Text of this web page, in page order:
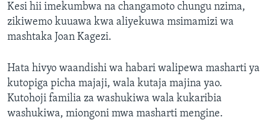
Kesi hii imekumbwa na changamoto chungu nzima,
zikiwemo kuuawa kwa aliyekuwa msimamizi wa
mashtaka Joan Kagezi.
Hata hivyo waandishi wa habari walipewa masharti ya
kutopiga picha majaji, wala kutaja majina yao.
Kutohoji familia za washukiwa wala kukaribia
washukiwa, miongoni mwa masharti mengine.